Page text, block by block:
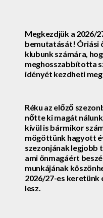
Megkezdjük a 2026/
bemutatását! Óriási
klubunk számára,
meghosszabbította
idényét kezdheti
Réku az előző
nőtte ki magát
kívül is bármikor
mögöttünk hagyott
szezonjának legjobb
ami önmagáért
munkájának
2026/27-es
lesz.